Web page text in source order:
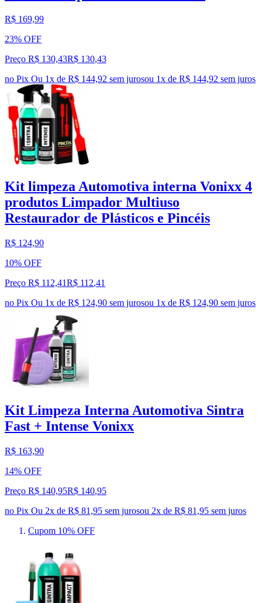
R$ 169,99
23% OFF
Preço R$ 130,43R$ 130,43
no Pix Ou 1x de R$ 144,92 sem jurosou 1x de R$ 144,92 sem juros
Kit limpeza Automotiva interna Vonixx 4
produtos Limpador Multiuso
Restaurador de Plásticos e Pincéis
R$ 124,90
10% OFF
Preço R$ 112,41R$ 112,41
no Pix Ou 1x de R$ 124,90 sem jurosou 1x de R$ 124,90 sem juros
Kit Limpeza Interna Automotiva Sintra
Fast + Intense Vonixx
R$ 163,90
14% OFF
Preço R$ 140,95R$ 140,95
no Pix Ou 2x de R$ 81,95 sem jurosou 2x de R$ 81,95 sem juros
Cupom 10% OFF